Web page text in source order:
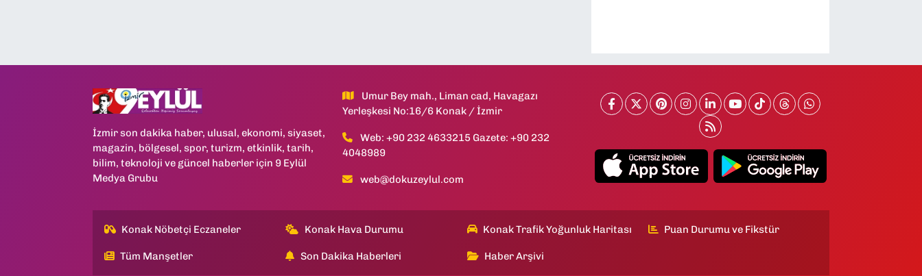
İzmir son dakika haber, ulusal, ekonomi, siyaset,
magazin, bölgesel, spor, turizm, etkinlik, tarih,
bilim, teknoloji ve güncel haberler için 9 Eylül
Medya Grubu
Umur Bey mah., Liman cad, Havagazı
Yerleşkesi No:16/6 Konak / İzmir
Web: +90 232 4633215 Gazete: +90 232
4048989
web@dokuzeylul.com
Konak Nöbetçi Eczaneler Konak Hava Durumu Konak Trafik Yoğunluk Haritası Puan Durumu ve Fikstür
Tüm Manşetler Son Dakika Haberleri Haber Arşivi